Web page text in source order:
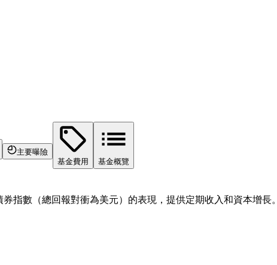
主要曝險
基金費用
基金概覽
指數（總回報對衝為美元）的表現，提供定期收入和資本增長。